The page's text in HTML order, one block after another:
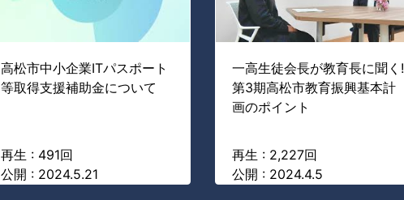
高松市中小企業ITパスポート
等取得支援補助金について
再生 : 491回
公開 : 2024.5.21
一高生徒会長が教育長に聞く!
第3期高松市教育振興基本計
画のポイント
再生 : 2,227回
公開 : 2024.4.5